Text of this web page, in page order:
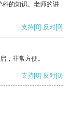
科的知识。老师的讲
支持[0] 反对[0]
，非常方便。
支持[0] 反对[0]